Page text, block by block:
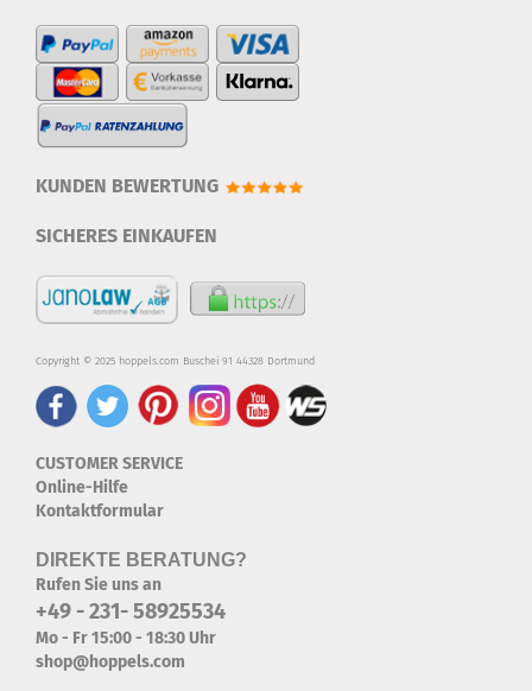
KUNDEN BEWERTUNG
SICHERES EINKAUFEN
Copyright © 2025 hoppels.com Buschei 91 44328 Dortmund
CUSTOMER SERVICE
Online-Hilfe
Kontaktformular
DIREKTE BERATUNG?
Rufen Sie uns an
+49 - 231- 58925534
Mo - Fr 15:00 - 18:30 Uhr
shop@hoppels.com